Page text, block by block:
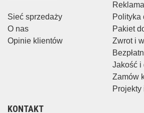
Sieć sprzedaży
O nas
Opinie klientów
Polityka
Pakiet
Zwrot i
Jakość i
Zamów
KONTAKT